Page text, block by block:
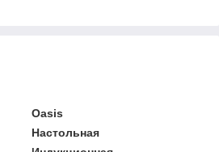
Oasis
Настольная